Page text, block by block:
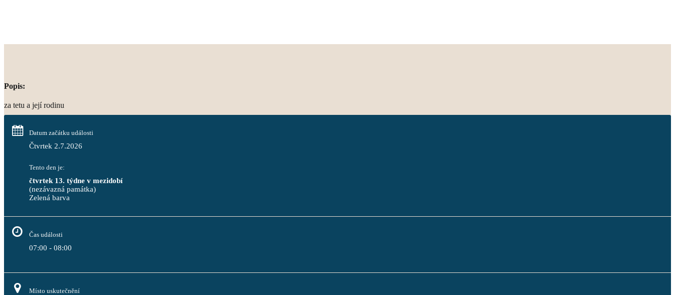
Popis:
za tetu a její rodinu
Datum začátku události
Čtvrtek 2.7.2026
Tento den je:
čtvrtek 13. týdne v mezidobí
(nezávazná památka)
Zelená barva
Čas události
07:00 - 08:00
Místo uskutečnění